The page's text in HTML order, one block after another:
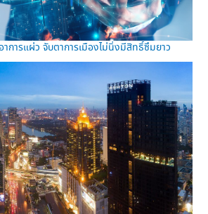
การแผ่ว จับตาการเมืองไม่นิ่งมีสิทธิ์ซึมยาว